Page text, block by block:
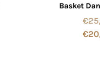
Basket
€
€